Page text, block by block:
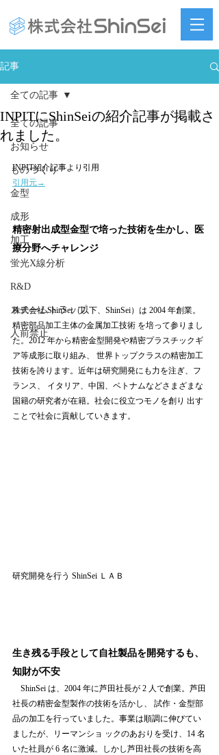
記事
全ての記事
お知らせ
ものづくり
金型
成形
加工
蛍光X線分析
R&D
スチームトラップ
人前禁止
全ての記事
INPITにShinSeiの紹介記事が掲載さ
れました。
INPIT紹介記事より引用
引用元→
精密射出成型金型で培った技術を生かし、医
療分野へチャレンジ
株式会社 ShinSei（以下、ShinSei）は 2004 年創業。
精密部品加工主体の金属加工技術 を培って参りまし
た。2012 年から精密金型開発や精密プラスチックギ
ア等成形に取り組み、 世界トップクラスの精密加工
技術を誇ります。近年は研究開発にも力を注ぎ、フ
ランス、 イタリア、中国、ベトナムなどさまざまな
国籍の研究者が在籍。社会に役立つモノを創り 出す
ことで社会に貢献していきます。
研究開発を行う ShinSei ＬＡＢ
生き残る手段として自社製品を開発するも、
知財が不安
ShinSei は、2004 年に芦田社長が 2 人で創業。芦田
社長の精密金型製作の技術を活かし、 試作・金型部
品の加工を行っていました。事業は順調に伸びてい
ましたが、リーマンショ ックのあおりを受け、14 名
いた社員が 6 名に激減。しかし芦田社長の技術を高